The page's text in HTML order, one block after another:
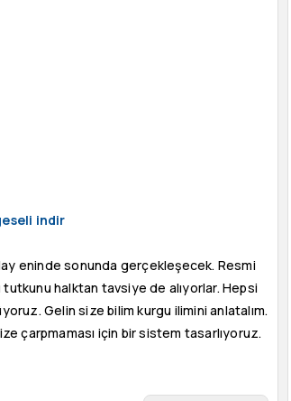
indir
eninde sonunda gerçekleşecek. Resmi
halktan tavsiye de alıyorlar. Hepsi
Gelin size bilim kurgu ilimini anlatalım.
çarpmaması için bir sistem tasarlıyoruz.